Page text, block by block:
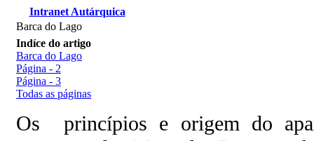
Intranet Autárquica
Barca do Lago
Indíce do artigo
Barca do Lago
Página - 2
Página - 3
Todas as páginas
Os princípios e origem do